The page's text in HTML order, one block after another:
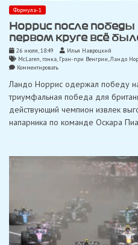
Формула-1
Норрис после победы
первом круге всё
26 июля, 18:49
Илья Навроцкий
McLaren, гонка, Гран-при Венгрии,Ландо
Комментироватьon
после
победы
в
Венгрии:
первом
Ландо Норрис одержал победу
триумфальная победа для
действующий чемпион извлек
напарника по команде Оскара